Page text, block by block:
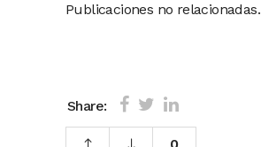
Publicaciones no relacionadas.
Share: